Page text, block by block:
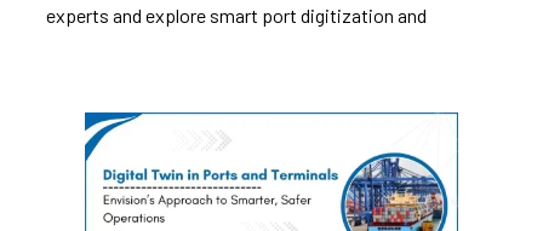
experts and explore smart port digitization and